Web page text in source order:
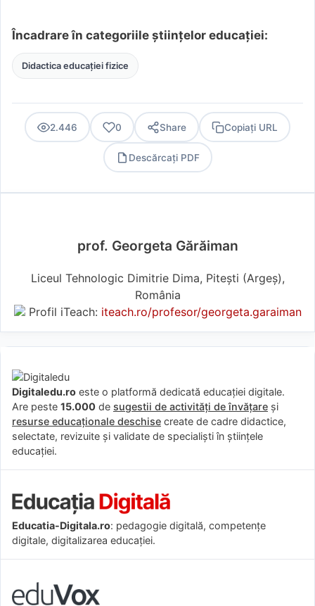
Încadrare în categoriile științelor educației:
Didactica educației fizice
2.446 0 Share Copiați URL
Descărcați PDF
prof. Georgeta Gărăiman
Liceul Tehnologic Dimitrie Dima, Pitești (Argeş),
România
Profil iTeach: iteach.ro/profesor/georgeta.garaiman
Digitaledu.ro este o platformă dedicată educației digitale.
Are peste 15.000 de sugestii de activități de învățare și
resurse educaționale deschise create de cadre didactice,
selectate, revizuite și validate de specialiști în științele
educației.
Educatia-Digitala.ro: pedagogie digitală, competențe
digitale, digitalizarea educației.